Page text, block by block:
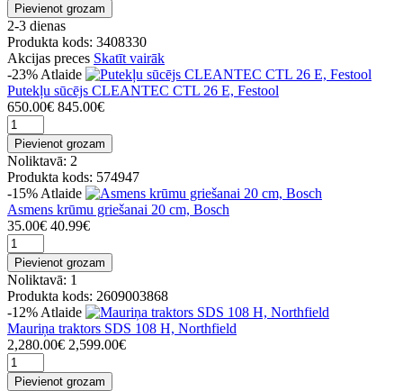
Pievienot grozam
2-3 dienas
Produkta kods: 3408330
Akcijas preces Skatīt vairāk
-23% Atlaide
Putekļu sūcējs CLEANTEC CTL 26 E, Festool
650.00€ 845.00€
Pievienot grozam
Noliktavā: 2
Produkta kods: 574947
-15% Atlaide
Asmens krūmu griešanai 20 cm, Bosch
35.00€ 40.99€
Pievienot grozam
Noliktavā: 1
Produkta kods: 2609003868
-12% Atlaide
Mauriņa traktors SDS 108 H, Northfield
2,280.00€ 2,599.00€
Pievienot grozam